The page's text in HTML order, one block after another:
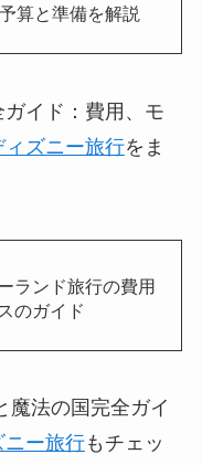
算と準備を解説
イド：費用、モ
ィズニー旅行をま
ランド旅行の費用
のガイド
魔法の国完全ガイ
ニー旅行もチェッ